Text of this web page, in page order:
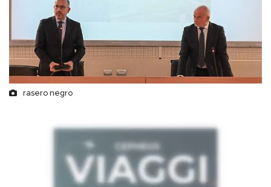
rasero negro